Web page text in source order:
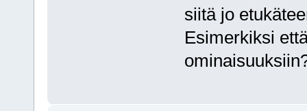
siitä jo
Esimerkiksi